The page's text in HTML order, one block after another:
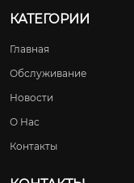
КАТЕГОРИИ
Главная
Обслуживание
Новости
О Нас
Контакты